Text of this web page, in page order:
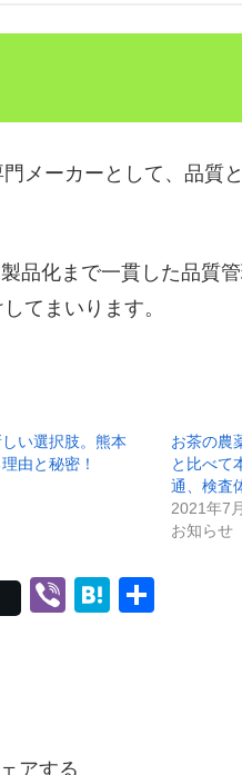
メーカーとして、品質
品化まで一貫した品質
てまいります。
い選択肢。熊本
由と秘密！
お茶の農
と比べて
通、検査
2021年7
お知らせ
Vi
H
アする